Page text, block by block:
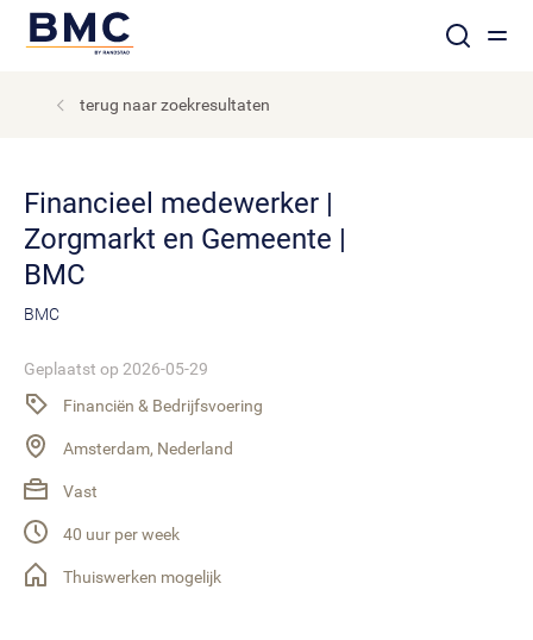
terug naar zoekresultaten
Financieel medewerker |
Zorgmarkt en Gemeente |
BMC
BMC
Geplaatst op 2026-05-29
Financiën & Bedrijfsvoering
Amsterdam, Nederland
Vast
40 uur per week
Thuiswerken mogelijk